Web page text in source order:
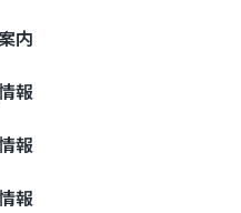
内
報
報
報